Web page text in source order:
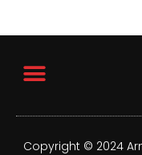
Copyright © 2024